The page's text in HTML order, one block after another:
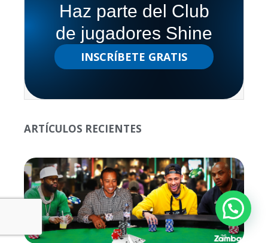
Haz parte del Club
de jugadores Shine
INSCRÍBETE GRATIS
ARTÍCULOS RECIENTES